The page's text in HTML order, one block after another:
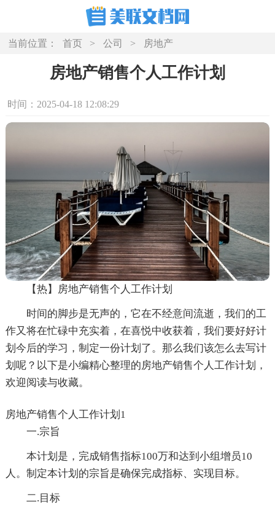
当前位置： 首页 > 公司 > 房地产
房地产销售个人工作计划
时间：2025-04-18 12:08:29
【热】房地产销售个人工作计划
时间的脚步是无声的，它在不经意间流逝，我们的工
作又将在忙碌中充实着，在喜悦中收获着，我们要好好计
划今后的学习，制定一份计划了。那么我们该怎么去写计
划呢？以下是小编精心整理的房地产销售个人工作计划，
欢迎阅读与收藏。
房地产销售个人工作计划1
一.宗旨
本计划是，完成销售指标100万和达到小组增员10
人。制定本计划的宗旨是确保完成指标、实现目标。
二.目标